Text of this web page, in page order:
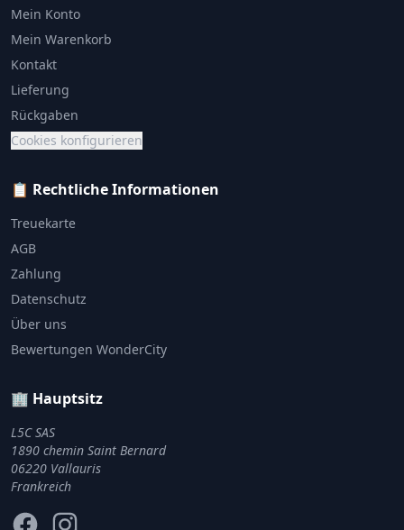
Mein Konto
Mein Warenkorb
Kontakt
Lieferung
Rückgaben
Cookies konfigurieren
📋 Rechtliche Informationen
Treuekarte
AGB
Zahlung
Datenschutz
Über uns
Bewertungen WonderCity
🏢 Hauptsitz
L5C SAS
1890 chemin Saint Bernard
06220 Vallauris
Frankreich
FacebookInstagram